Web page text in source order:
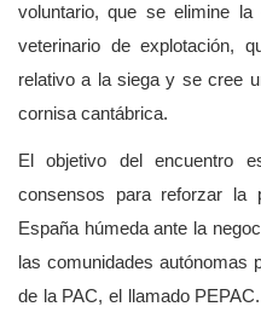
voluntario, que se elimine
veterinario de explotación,
relativo a la siega y se cree
cornisa cantábrica.
El objetivo del encuentro
consensos para reforzar la
España húmeda ante la
las comunidades autónomas
de la PAC, el llamado